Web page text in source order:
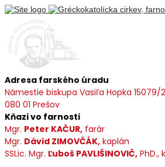
Adresa farského úradu
Námestie biskupa Vasiľa Hopka 15079/2
080 01 Prešov
Kňazi vo farnosti
Mgr. Peter KAČUR, farár
Mgr. Dávid ZIMOVČÁK, kaplán
SSLic. Mgr. Ľuboš PAVLIŠINOVIČ, PhD.,